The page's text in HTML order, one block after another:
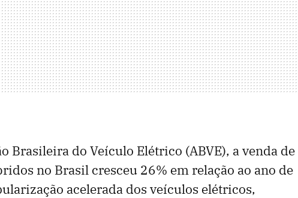
Brasileira do Veículo Elétrico (ABVE), a venda de
no Brasil cresceu 26% em relação ao ano de
acelerada dos veículos elétricos,